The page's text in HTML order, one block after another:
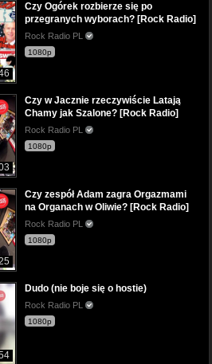
Czy Ogórek rozbierze się po
przegranych wyborach? [Rock Radio]
Rock Radio PL
1080p
Czy w Jacznie rzeczywiście Latają
Chamy jak Szalone? [Rock Radio]
Rock Radio PL
1080p
Czy zespół Adam zagra Orgazmami
na Organach w Oliwie? [Rock Radio]
Rock Radio PL
1080p
Dudo (nie boje się o hostie)
Rock Radio PL
1080p